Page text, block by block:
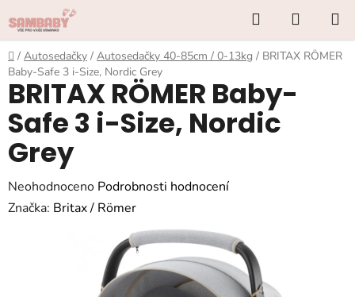
na
obsah
Hledat
KOŠÍK
Domů
/ Autosedačky / Autosedačky 40-85cm / 0-13kg / BRITAX RÖMER
Baby-Safe 3 i-Size, Nordic Grey
BRITAX RÖMER Baby-
Safe 3 i-Size, Nordic
Grey
Průměrné
hodnocení
Neohodnoceno Podrobnosti hodnocení
Značka: Britax / Römer